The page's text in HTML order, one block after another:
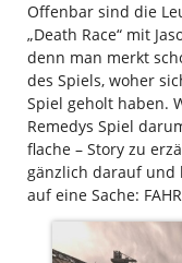
Offenbar sind die
„Death Race“ mit
denn man merkt
des Spiels, woher
Spiel geholt haben.
Remedys Spiel
flache – Story zu
gänzlich darauf und
auf eine Sache: